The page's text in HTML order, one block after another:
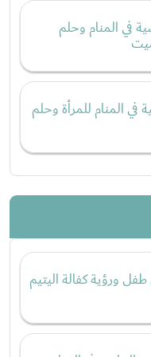
في المنام وحلم
في المنام للمرأة وحلم
ورؤية كفالة اليتيم